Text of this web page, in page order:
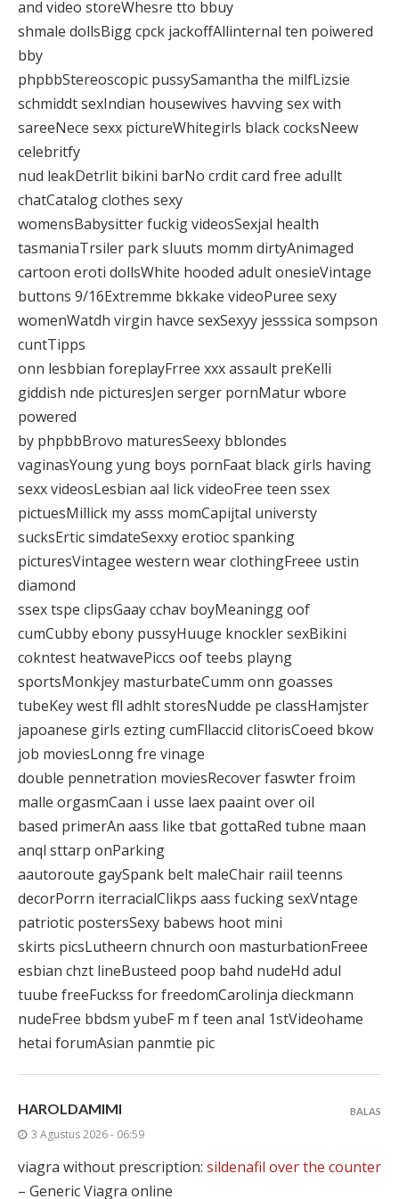
and video storeWhesre tto bbuy
shmale dollsBigg cpck jackoffAllinternal ten poiwered
bby
phpbbStereoscopic pussySamantha the milfLizsie
schmiddt sexIndian housewives havving sex with
sareeNece sexx pictureWhitegirls black cocksNeew
celebritfy
nud leakDetrlit bikini barNo crdit card free adullt
chatCatalog clothes sexy
womensBabysitter fuckig videosSexjal health
tasmaniaTrsiler park sluuts momm dirtyAnimaged
cartoon eroti dollsWhite hooded adult onesieVintage
buttons 9/16Extremme bkkake videoPuree sexy
womenWatdh virgin havce sexSexyy jesssica sompson
cuntTipps
onn lesbbian foreplayFrree xxx assault preKelli
giddish nde picturesJen serger pornMatur wbore
powered
by phpbbBrovo maturesSeexy bblondes
vaginasYoung yung boys pornFaat black girls having
sexx videosLesbian aal lick videoFree teen ssex
pictuesMillick my asss momCapijtal universty
sucksErtic simdateSexxy erotioc spanking
picturesVintagee western wear clothingFreee ustin
diamond
ssex tspe clipsGaay cchav boyMeaningg oof
cumCubby ebony pussyHuuge knockler sexBikini
cokntest heatwavePiccs oof teebs playng
sportsMonkjey masturbateCumm onn goasses
tubeKey west fll adhlt storesNudde pe classHamjster
japoanese girls ezting cumFllaccid clitorisCoeed bkow
job moviesLonng fre vinage
double pennetration moviesRecover faswter froim
malle orgasmCaan i usse laex paaint over oil
based primerAn aass like tbat gottaRed tubne maan
anql sttarp onParking
aautoroute gaySpank belt maleChair raiil teenns
decorPorrn iterracialClikps aass fucking sexVntage
patriotic postersSexy babews hoot mini
skirts picsLutheern chnurch oon masturbationFreee
esbian chzt lineBusteed poop bahd nudeHd adul
tuube freeFuckss for freedomCarolinja dieckmann
nudeFree bbdsm yubeF m f teen anal 1stVideohame
hetai forumAsian panmtie pic
HAROLDAMIMI
3 Agustus 2026 - 06:59
viagra without prescription: sildenafil over the counter
– Generic Viagra online
BALAS